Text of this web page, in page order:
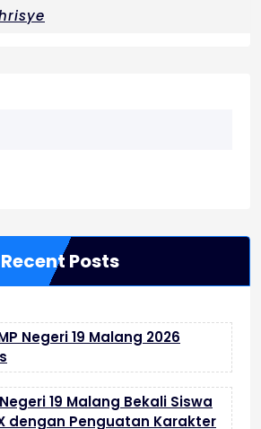
Recent Posts
Negeri 19 Malang 2026
Negeri 19 Malang Bekali Siswa
dengan Penguatan Karakter